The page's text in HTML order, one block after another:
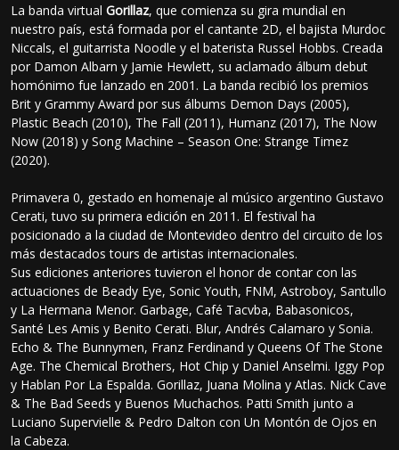
La banda virtualGorillaz, que comienza su gira mundial en
nuestro país, está formada por el cantante 2D, el bajista Murdoc
Niccals, el guitarrista Noodle y el baterista Russel Hobbs. Creada
por Damon Albarn y Jamie Hewlett, su aclamado álbum debut
homónimo fue lanzado en 2001. La banda recibió los premios
Brit y Grammy Award por sus álbums Demon Days (2005),
Plastic Beach (2010), The Fall (2011), Humanz (2017), The Now
Now (2018) y Song Machine – Season One: Strange Timez
(2020).
Primavera 0, gestado en homenaje al músico argentino Gustavo
Cerati, tuvo su primera edición en 2011. El festival ha
posicionado a la ciudad de Montevideo dentro del circuito de los
más destacados tours de artistas internacionales.
Sus ediciones anteriores tuvieron el honor de contar con las
actuaciones de Beady Eye, Sonic Youth, FNM, Astroboy, Santullo
y La Hermana Menor. Garbage, Café Tacvba, Babasonicos,
Santé Les Amis y Benito Cerati. Blur, Andrés Calamaro y Sonia.
Echo & The Bunnymen, Franz Ferdinand y Queens Of The Stone
Age. The Chemical Brothers, Hot Chip y Daniel Anselmi. Iggy Pop
y Hablan Por La Espalda. Gorillaz, Juana Molina y Atlas. Nick Cave
& The Bad Seeds y Buenos Muchachos. Patti Smith junto a
Luciano Supervielle & Pedro Dalton con Un Montón de Ojos en
la Cabeza.